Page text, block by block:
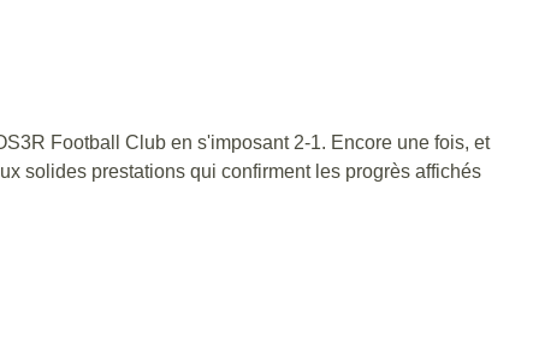
Football Club en s'imposant 2-1. Encore une fois, et
solides prestations qui confirment les progrès affichés